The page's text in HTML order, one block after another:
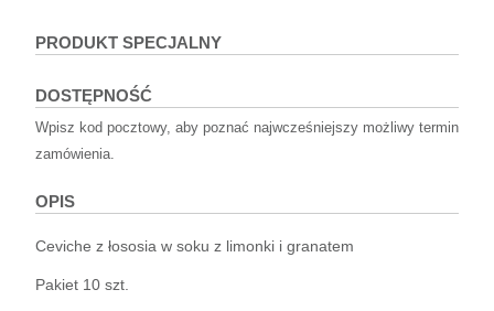
PRODUKT SPECJALNY
DOSTĘPNOŚĆ
Wpisz kod pocztowy, aby poznać najwcześniejszy możliwy termin
zamówienia.
OPIS
Ceviche z łososia w soku z limonki i granatem
Pakiet 10 szt.